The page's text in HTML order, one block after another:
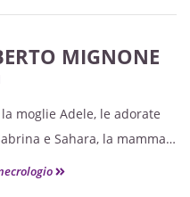
MIGNONE
la moglie Adele, le adorate
e Sahara, la mamma
e tantissimi amici in tutto